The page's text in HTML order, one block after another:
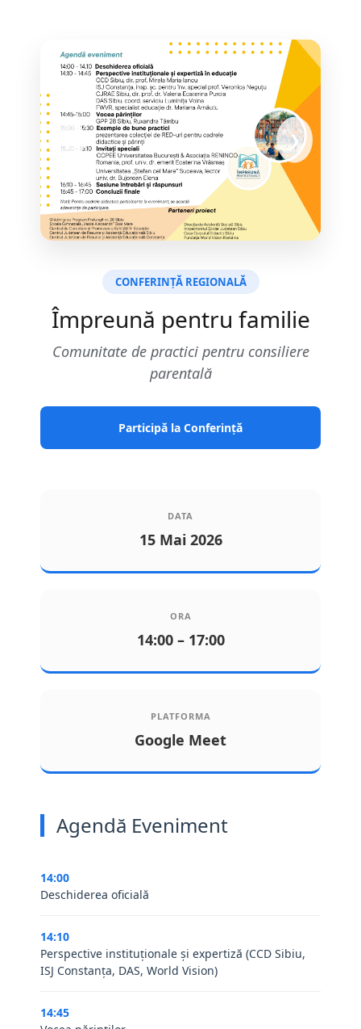
❯
CONFERINȚĂ REGIONALĂ
Împreună pentru familie
Comunitate de practici pentru consiliere
parentală
Participă la Conferință
DATA
15 Mai 2026
ORA
14:00 – 17:00
PLATFORMA
Google Meet
Agendă Eveniment
14:00
Deschiderea oficială
14:10
Perspective instituționale și expertiză (CCD Sibiu,
ISJ Constanța, DAS, World Vision)
14:45